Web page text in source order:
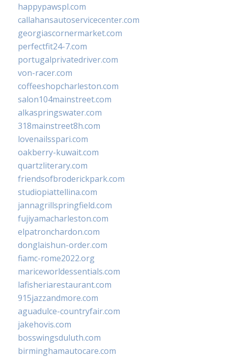
happypawspl.com
callahansautoservicecenter.com
georgiascornermarket.com
perfectfit24-7.com
portugalprivatedriver.com
von-racer.com
coffeeshopcharleston.com
salon104mainstreet.com
alkaspringswater.com
318mainstreet8h.com
lovenailsspari.com
oakberry-kuwait.com
quartzliterary.com
friendsofbroderickpark.com
studiopiattellina.com
jannagrillspringfield.com
fujiyamacharleston.com
elpatronchardon.com
donglaishun-order.com
fiamc-rome2022.org
mariceworldessentials.com
lafisheriarestaurant.com
915jazzandmore.com
aguadulce-countryfair.com
jakehovis.com
bosswingsduluth.com
birminghamautocare.com